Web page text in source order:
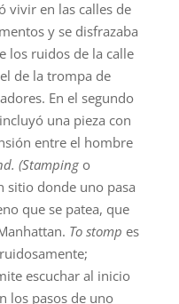
vivir en las calles de
y se disfrazaba
los ruidos de la calle
de la trompa de
En el segundo
una pieza con
entre el hombre
(Stamping o
sitio donde uno pasa
que se patea, que
To stomp es
escuchar al inicio
los pasos de uno